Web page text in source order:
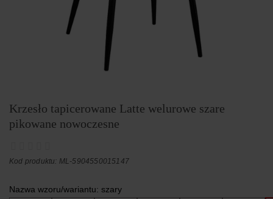
Krzesło tapicerowane Latte welurowe szare
pikowane nowoczesne
Kod produktu: ML-5904550015147
Nazwa wzoru/wariantu: szary